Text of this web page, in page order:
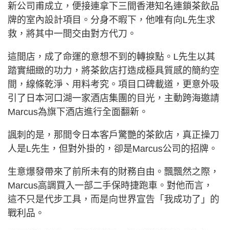
新公司甫成立，便接連拿下三間香港知名連鎖茶飲品
牌的室內設計項目。分身不暇下，他唯有向L先生求
救，將其中一間交由對方代刀。
這間店，成了命運的意想不到的轉捩點。L先生以其
踏實細緻的功力，將茶飲店打造成極具質感的簡約空
間，線條乾淨、用料考究。項目口碑載道，更意外吸
引了日本河口湖一家酒店集團的目光，主動跨海邀請
Marcus為旗下酒店進行全面翻新。
諷刺的是，那間令日本客戶驚艷的茶飲店，真正操刀
人是L先生，但對外掛的，卻是Marcus公司的招牌。
生意爆發帶來了前所未有的財務自由。飄飄然之際，
Marcus高調買入一部二手保時捷跑車。對他而言，
這不只是代步工具，而是向世界宣告「我成功了」的
戰利品。